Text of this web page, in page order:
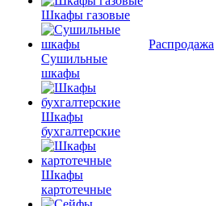
Шкафы газовые
Сушильные
шкафы
Шкафы
бухгалтерские
Шкафы
картотечные
Распродажа